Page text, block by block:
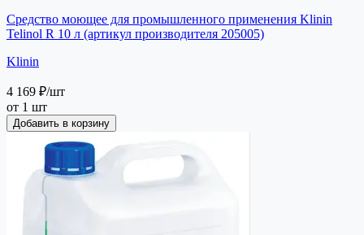
Средство моющее для промышленного применения Klinin
Telinol R 10 л (артикул производителя 205005)
Klinin
4 169 ₽/шт
от 1 шт
Добавить в корзину